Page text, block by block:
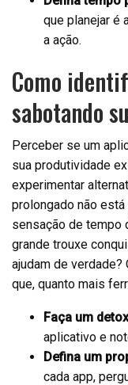
que planejar é
a ação.
Como
sabotando
Perceber se um
sua produtividade
experimentar
prolongado não
sensação de tempo
grande trouxe
ajudam de
que, quanto mais
Faça um
aplicativo e
Defina um
cada app,